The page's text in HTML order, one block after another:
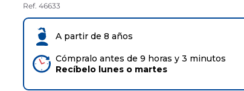
Ref. 46633
A partir de 8 años
Cómpralo antes de 9 horas y 3 minutos
Recíbelo lunes o martes